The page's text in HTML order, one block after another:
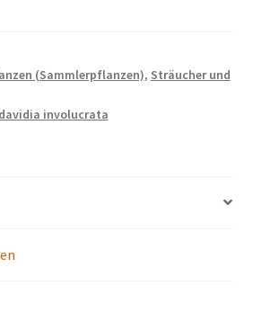
(Sammlerpflanzen), Sträucher und
davidia involucrata